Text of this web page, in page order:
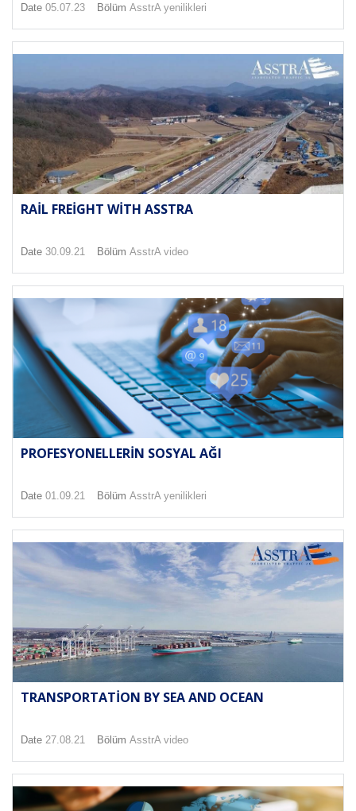
Date 05.07.23 Bölüm AsstrA yenilikleri
RAIL FREIGHT WITH ASSTRA
Date 30.09.21 Bölüm AsstrA video
PROFESYONELLERIN SOSYAL AĞI
Date 01.09.21 Bölüm AsstrA yenilikleri
TRANSPORTATION BY SEA AND OCEAN
Date 27.08.21 Bölüm AsstrA video